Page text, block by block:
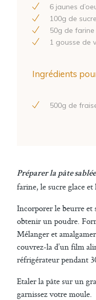
6 jaunes
100g de sucre
50g de farine
1 gousse de
Ingrédients
500g de
Préparer la pâte
farine, le sucre glace et
Incorporer le beurre et
obtenir un poudre.
Mélanger et
couvrez-la d’un film
réfrigérateur pendant
Etaler la pâte sur un
garnissez votre moule.